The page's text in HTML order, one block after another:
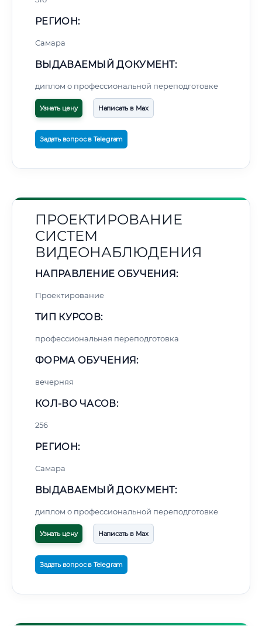
РЕГИОН:
Самара
ВЫДАВАЕМЫЙ ДОКУМЕНТ:
диплом о профессиональной переподготовке
Узнать цену Написать в Max
Задать вопрос в Telegram
ПРОЕКТИРОВАНИЕ
СИСТЕМ
ВИДЕОНАБЛЮДЕНИЯ
НАПРАВЛЕНИЕ ОБУЧЕНИЯ:
Проектирование
ТИП КУРСОВ:
профессиональная переподготовка
ФОРМА ОБУЧЕНИЯ:
вечерняя
КОЛ-ВО ЧАСОВ:
256
РЕГИОН:
Самара
ВЫДАВАЕМЫЙ ДОКУМЕНТ:
диплом о профессиональной переподготовке
Узнать цену Написать в Max
Задать вопрос в Telegram